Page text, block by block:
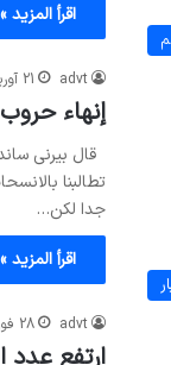
اقرأ المزيد »
advt 21 آوریل 2021
إنهاء حروب
قال بيرني
تطالبنا
جدا لكن…
اقرأ المزيد »
advt 28 فوریه 2021
ارتفع عدد